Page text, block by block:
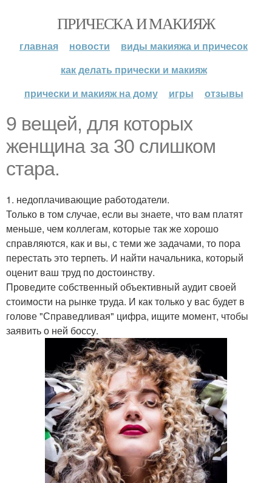
ПРИЧЕСКА И МАКИЯЖ
главная новости
виды макияжа и причесок
как делать прически и макияж
прически и макияж на дому
игры отзывы
9 вещей, для которых
женщина за 30 слишком
стара.
1. недоплачивающие работодатели.
Только в том случае, если вы знаете, что вам платят
меньше, чем коллегам, которые так же хорошо
справляются, как и вы, с теми же задачами, то пора
перестать это терпеть. И найти начальника, который
оценит ваш труд по достоинству.
Проведите собственный объективный аудит своей
стоимости на рынке труда. И как только у вас будет в
голове "Справедливая" цифра, ищите момент, чтобы
заявить о ней боссу.